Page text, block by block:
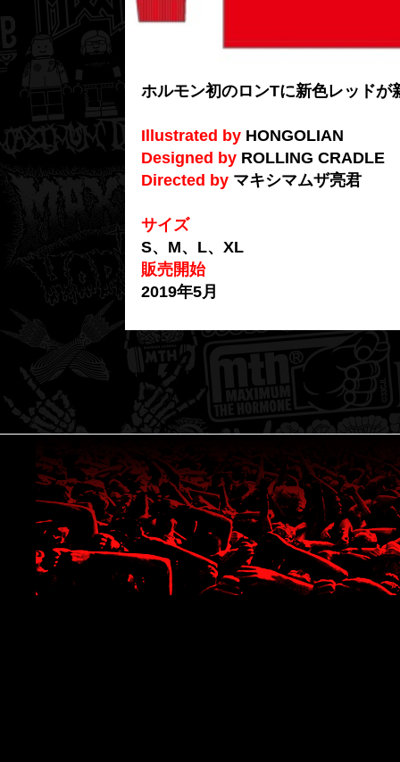
ホルモン初のロンTに新色レッド
Illustrated by HONGOLIAN
Designed by ROLLING CRADLE
Directed by マキシマムザ亮君
サイズ
S、M、L、XL
販売開始
2019年5月